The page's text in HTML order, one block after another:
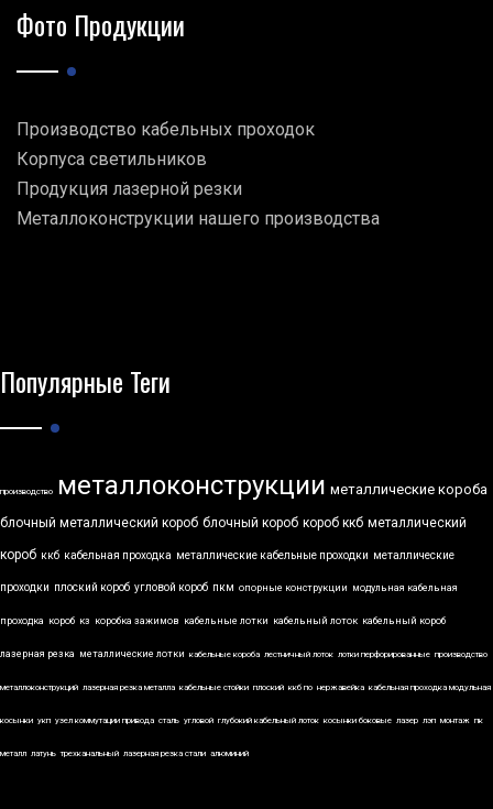
Фото Продукции
Производство кабельных проходок
Корпуса светильников
Продукция лазерной резки
Металлоконструкции нашего производства
Популярные Теги
производство металлоконструкции металлические короба
блочный металлический короб блочный короб короб ккб металлический
короб ккб кабельная проходка металлические кабельные проходки металлические
проходки плоский короб угловой короб пкм опорные конструкции модульная кабельная
проходка короб кз коробка зажимов кабельные лотки кабельный лоток кабельный короб
лазерная резка металлические лотки кабельные короба лестничный лоток лотки перфорированные производство
металлоконструкций лазерная резка металла кабельные стойки плоский ккб по нержавейка кабельная проходка модульная
косынки укп узел коммутации привода сталь угловой глубокий кабельный лоток косынки боковые лазер лэп монтаж пк
металл латунь трехканальный лазерная резка стали алюминий